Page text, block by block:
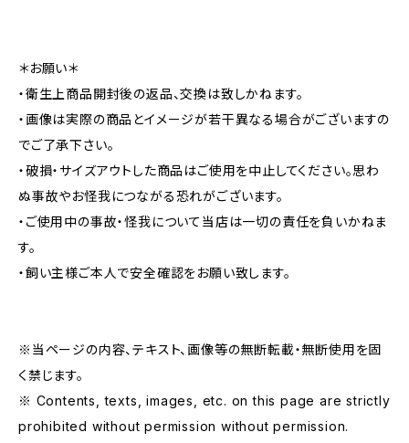
＊お願い＊
・衛生上商品開封後の返品、交換は致しかねます。
・画像は実際の商品とイメージが若干異なる場合がございますの
でご了承下さい。
・破損・サイズアウトした商品はご使用を中止してください。思わ
ぬ事故やお怪我につながる恐れがございます。
・ご使用中の事故・怪我について当店は一切の責任を負いかねま
す。
・飼い主様ご本人で安全確認をお願い致します。
※当ページの内容、テキスト、画像等の無断転載・無断使用を固
く禁じます。
※ Contents, texts, images, etc. on this page are strictly
prohibited without permission without permission.